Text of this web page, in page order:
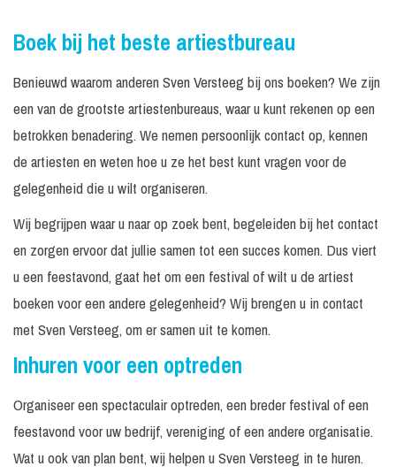
Boek bij het beste artiestbureau
Benieuwd waarom anderen Sven Versteeg bij ons boeken? We zijn
een van de grootste artiestenbureaus, waar u kunt rekenen op een
betrokken benadering. We nemen persoonlijk contact op, kennen
de artiesten en weten hoe u ze het best kunt vragen voor de
gelegenheid die u wilt organiseren.
Wij begrijpen waar u naar op zoek bent, begeleiden bij het contact
en zorgen ervoor dat jullie samen tot een succes komen. Dus viert
u een feestavond, gaat het om een festival of wilt u de artiest
boeken voor een andere gelegenheid? Wij brengen u in contact
met Sven Versteeg, om er samen uit te komen.
Inhuren voor een optreden
Organiseer een spectaculair optreden, een breder festival of een
feestavond voor uw bedrijf, vereniging of een andere organisatie.
Wat u ook van plan bent, wij helpen u Sven Versteeg in te huren.